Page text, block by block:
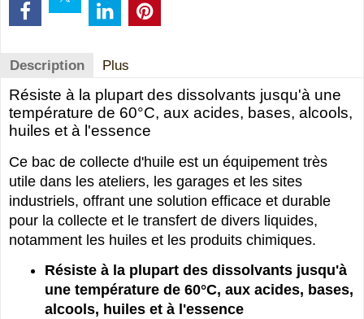
Description Plus
Résiste à la plupart des dissolvants jusqu'à une
température de 60°C, aux acides, bases, alcools,
huiles et à l'essence
Ce bac de collecte d'huile est un équipement très
utile dans les ateliers, les garages et les sites
industriels, offrant une solution efficace et durable
pour la collecte et le transfert de divers liquides,
notamment les huiles et les produits chimiques.
Résiste à la plupart des dissolvants jusqu'à
une température de 60°C, aux acides, bases,
alcools, huiles et à l'essence